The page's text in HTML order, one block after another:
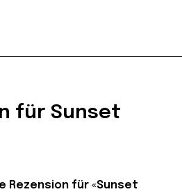
für Sunset
Rezension für «Sunset